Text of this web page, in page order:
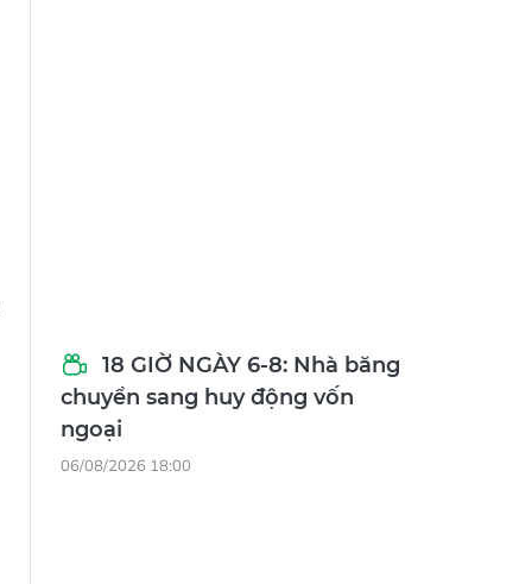
18 GIỜ NGÀY 6-8: Nhà băng
chuyển sang huy động vốn
ngoại
06/08/2026 18:00